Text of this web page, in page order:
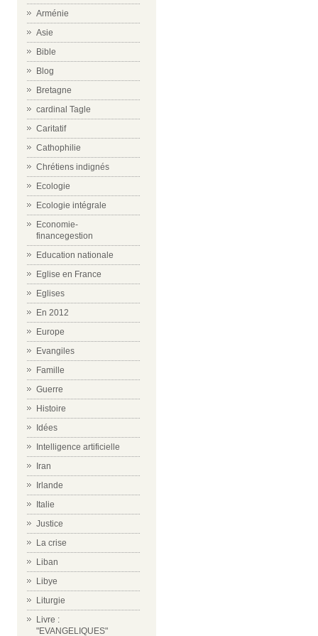
Arménie
Asie
Bible
Blog
Bretagne
cardinal Tagle
Caritatif
Cathophilie
Chrétiens indignés
Ecologie
Ecologie intégrale
Economie-
financegestion
Education nationale
Eglise en France
Eglises
En 2012
Europe
Evangiles
Famille
Guerre
Histoire
Idées
Intelligence artificielle
Iran
Irlande
Italie
Justice
La crise
Liban
Libye
Liturgie
Livre :
"EVANGELIQUES"